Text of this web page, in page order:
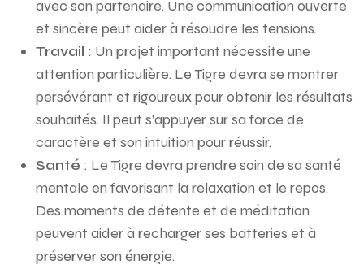
avec son partenaire. Une communication ouverte
et sincère peut aider à résoudre les tensions.
Travail : Un projet important nécessite une
attention particulière. Le Tigre devra se montrer
persévérant et rigoureux pour obtenir les résultats
souhaités. Il peut s’appuyer sur sa force de
caractère et son intuition pour réussir.
Santé : Le Tigre devra prendre soin de sa santé
mentale en favorisant la relaxation et le repos.
Des moments de détente et de méditation
peuvent aider à recharger ses batteries et à
préserver son énergie.